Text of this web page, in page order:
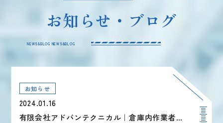
お知らせ・ブログ
NEWS&BLOG NEWS&BLOG
お知らせ
2024.01.16
有限会社アドバンテクニカル｜倉庫内作業者の求人大募集！東京都大田区にある平和島駅か大森駅の2拠点での勤務